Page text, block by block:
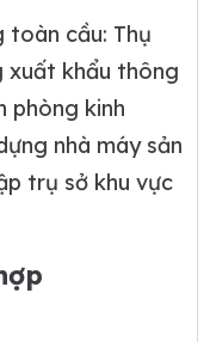
cầu: Thụ
xuất khẩu thông
phòng kinh
nhà máy sản
trụ sở khu vực